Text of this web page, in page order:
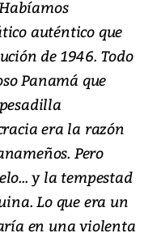
auténtico que
de 1946. Todo
Panamá que
era la razón
Pero
y la tempestad
Lo que era un
en una violenta